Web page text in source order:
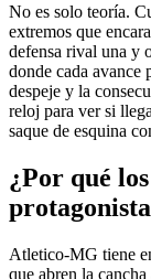
No es solo teoría.
extremos que
defensa rival una y
donde cada avance
despeje y la
reloj para ver si
saque de esquina
¿Por qué
Atletico-MG tiene
que abren la